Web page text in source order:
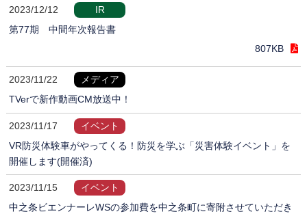
2023/12/12
IR
第77期 中間年次報告書
807KB
2023/11/22
メディア
TVerで新作動画CM放送中！
2023/11/17
イベント
VR防災体験車がやってくる！防災を学ぶ「災害体験イベント」を
開催します(開催済)
2023/11/15
イベント
中之条ビエンナーレWSの参加費を中之条町に寄附させていただき